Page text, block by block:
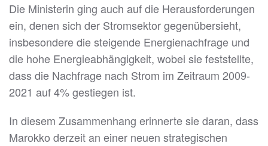
Die Ministerin ging auch auf die Herausforderungen
ein, denen sich der Stromsektor gegenübersieht,
insbesondere die steigende Energienachfrage und
die hohe Energieabhängigkeit, wobei sie feststellte,
dass die Nachfrage nach Strom im Zeitraum 2009-
2021 auf 4% gestiegen ist.
In diesem Zusammenhang erinnerte sie daran, dass
Marokko derzeit an einer neuen strategischen